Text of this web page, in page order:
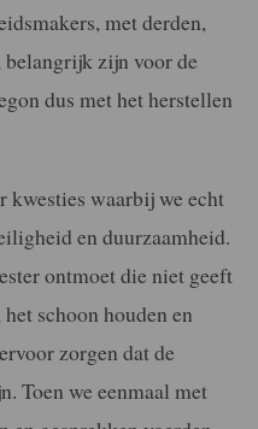
met derden,
belangrijk zijn voor de
dus met het herstellen
kwesties waarbij we echt
en duurzaamheid.
ontmoet die niet geeft
schoon houden en
zorgen dat de
Toen we eenmaal met